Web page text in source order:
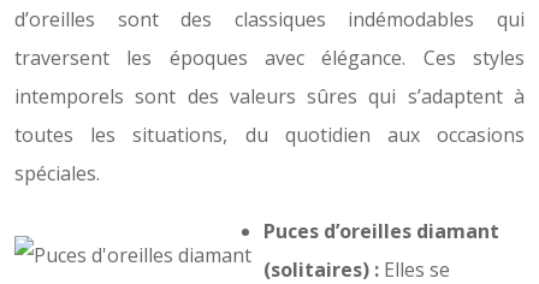
d’oreilles sont des classiques indémodables qui
traversent les époques avec élégance. Ces styles
intemporels sont des valeurs sûres qui s’adaptent à
toutes les situations, du quotidien aux occasions
spéciales.
Puces d’oreilles diamant
(solitaires) : Elles se